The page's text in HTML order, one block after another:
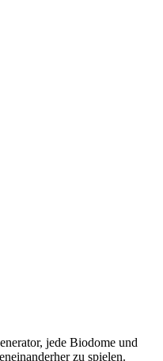
jede Biodome und
zu spielen.